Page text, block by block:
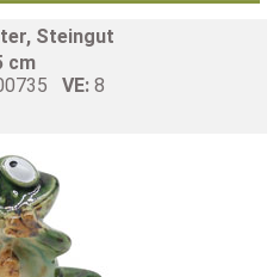
Steingut
cm
VE: 8